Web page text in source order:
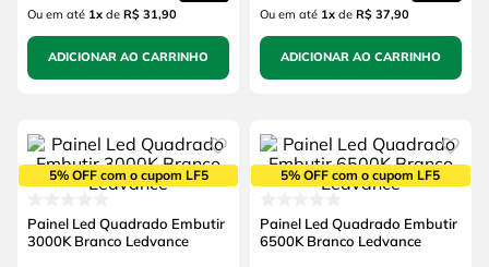
Ou em até 1xde R$ 31,90
ADICIONAR AO CARRINHO
Ou em até 1xde R$ 37,90
ADICIONAR AO CARRINHO
5% OFF com o cupom LF5
Painel Led Quadrado Embutir
3000K Branco Ledvance
5% OFF com o cupom LF5
Painel Led Quadrado Embutir
6500K Branco Ledvance